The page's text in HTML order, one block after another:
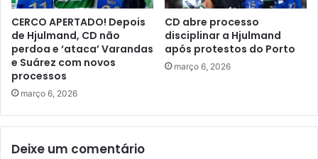
CERCO APERTADO! Depois
de Hjulmand, CD não
perdoa e ‘ataca’ Varandas
e Suárez com novos
processos
março 6, 2026
CD abre processo
disciplinar a Hjulmand
após protestos do Porto
março 6, 2026
Deixe um comentário